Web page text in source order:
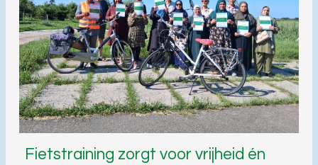
Fietstraining zorgt voor vrijheid én